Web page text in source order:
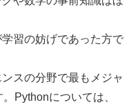
習の妨げであった方で
スの分野で最もメジャ
Pythonについては、